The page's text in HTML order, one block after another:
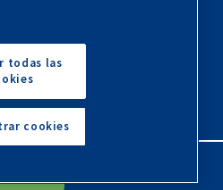
Todos los derechos
Volver arriba
todas las
cookies